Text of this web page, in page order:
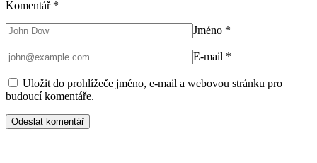
Komentář *
Jméno *
E-mail *
Uložit do prohlížeče jméno, e-mail a webovou stránku pro
budoucí komentáře.